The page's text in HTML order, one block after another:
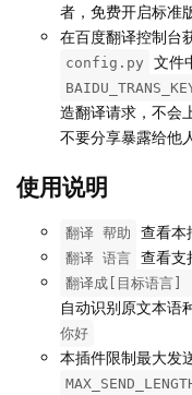
者，免费开启标准
在百度翻译控制台
config.py 文件
造翻译请求，不会
不要分享暴露给他
使用说明
翻译 帮助 查看本
翻译 语言 查看支
翻译成[目标语言]
自动识别原文本语
你好
本插件限制最大发